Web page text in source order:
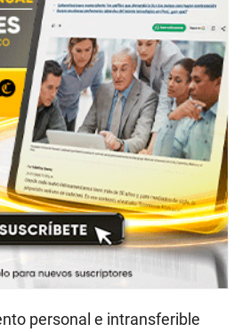
personal e intransferible